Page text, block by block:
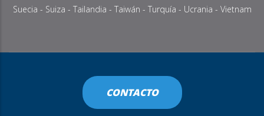
Suecia - Suiza - Tailandia - Taiwán - Turquía - Ucrania - Vietnam
CONTACTO